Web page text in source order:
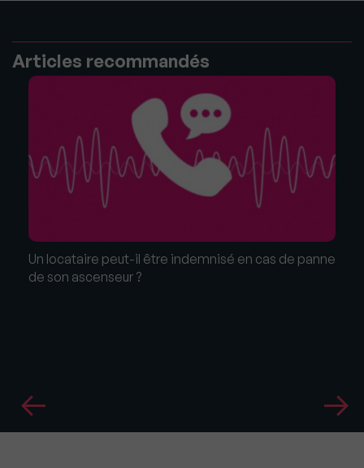
Articles recommandés
Un locataire peut-il être indemnisé en cas de panne
de son ascenseur ?